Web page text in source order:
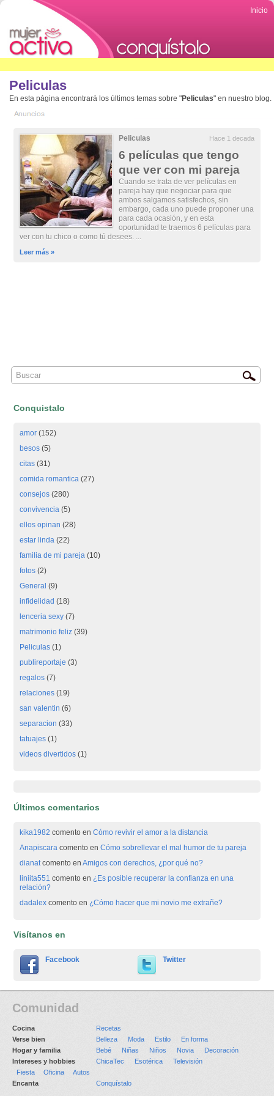
Inicio
Peliculas
En esta página encontrará los últimos temas sobre "Peliculas" en nuestro blog.
Peliculas Hace 1 decada
6 películas que tengo
que ver con mi pareja
Cuando se trata de ver películas en
pareja hay que negociar para que
ambos salgamos satisfechos, sin
embargo, cada uno puede proponer una
para cada ocasión, y en esta
oportunidad te traemos 6 películas para
ver con tu chico o como tú desees. ...
Leer más »
Conquistalo
amor (152)
besos (5)
citas (31)
comida romantica (27)
consejos (280)
convivencia (5)
ellos opinan (28)
estar linda (22)
familia de mi pareja (10)
fotos (2)
General (9)
infidelidad (18)
lenceria sexy (7)
matrimonio feliz (39)
Peliculas (1)
publireportaje (3)
regalos (7)
relaciones (19)
san valentin (6)
separacion (33)
tatuajes (1)
videos divertidos (1)
Últimos comentarios
kika1982 comento enCómo revivir el amor a la distancia
Anapiscara comento enCómo sobrellevar el mal humor de tu pareja
dianatcomento enAmigos con derechos, ¿por qué no?
liniita551 comento en¿Es posible recuperar la confianza en una
relación?
dadalex comento en¿Cómo hacer que mi novio me extrañe?
Visítanos en
Facebook Twitter
Comunidad
Cocina
Recetas
Verse bien
Belleza Moda Estilo
En forma
Hogar y familia
Bebé Niñas Niños Novia
Decoración
Intereses y hobbies
ChicaTec Esotérica
Televisión
Fiesta
Oficina
Autos
Encanta
Conquístalo